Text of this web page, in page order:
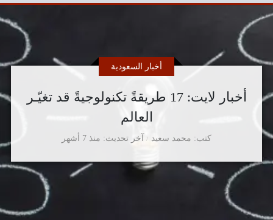
أخبار لايت: 17 طريقةً تكنولوجيةً قد تغيّـر
العالم
كتب محمد سعيد
أخبار السعودية
آخر تحديث منذ 7 أشهر